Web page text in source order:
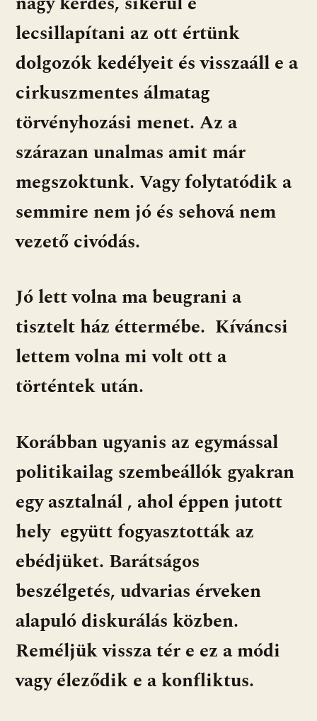
lecsillapítani az ott értünk
dolgozók kedélyeit és visszaáll e a
cirkuszmentes álmatag
törvényhozási menet. Az a
szárazan unalmas amit már
megszoktunk. Vagy folytatódik a
semmire nem jó és sehová nem
vezető civódás.
Jó lett volna ma beugrani a
tisztelt ház éttermébe. Kíváncsi
lettem volna mi volt ott a
történtek után.
Korábban ugyanis az egymással
politikailag szembeállók gyakran
egy asztalnál , ahol éppen jutott
hely együtt fogyasztották az
ebédjüket. Barátságos
beszélgetés, udvarias érveken
alapuló diskurálás közben.
Reméljük vissza tér e ez a módi
vagy éleződik e a konfliktus.